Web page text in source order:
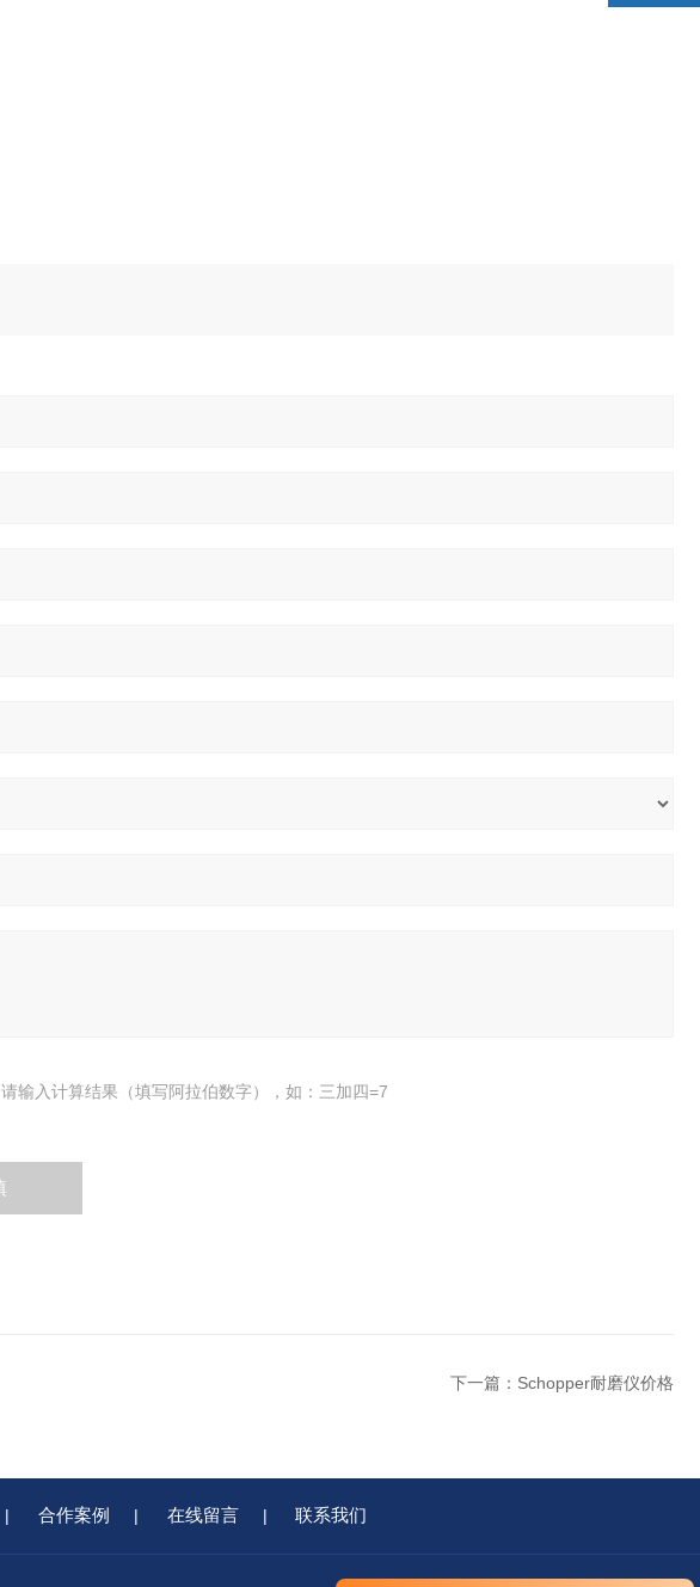
请输入计算结果（填写阿拉伯数字），如：三加四=7
下一篇： Schopper耐磨仪价格
| 合作案例 | 在线留言 | 联系我们